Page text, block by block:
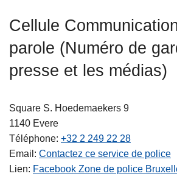
Cellule
parole (Numéro de
presse et les médias)
Square S. Hoedemaekers 9
1140 Evere
Téléphone +32 2 249 22 28
Email
Contactez ce service de police
Lien
Facebook Zone de police